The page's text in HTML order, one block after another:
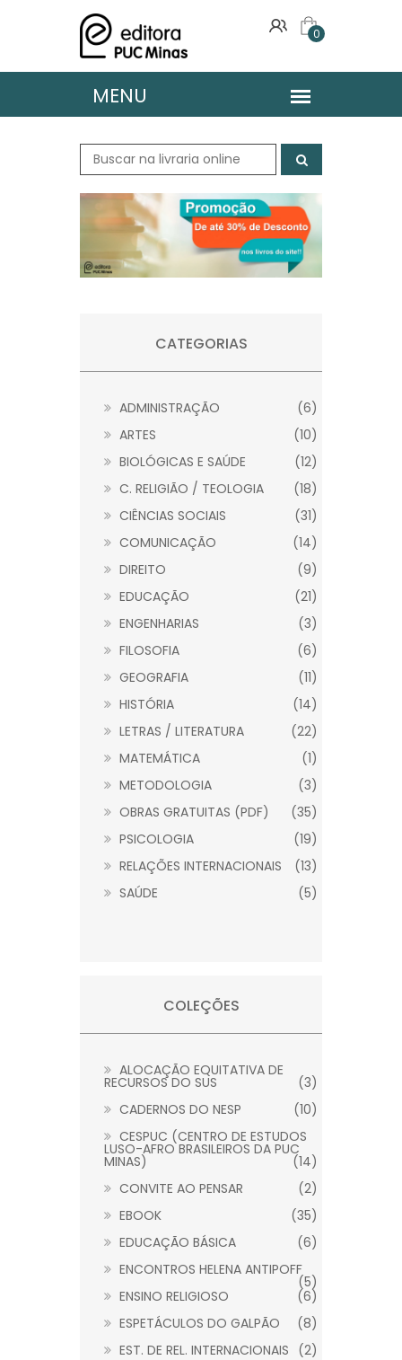
0
CATEGORIAS
ADMINISTRAÇÃO
(6)
ARTES
(10)
BIOLÓGICAS E SAÚDE
(12)
C. RELIGIÃO / TEOLOGIA
(18)
CIÊNCIAS SOCIAIS
(31)
COMUNICAÇÃO
(14)
DIREITO
(9)
EDUCAÇÃO
(21)
ENGENHARIAS
(3)
FILOSOFIA
(6)
GEOGRAFIA
(11)
HISTÓRIA
(14)
LETRAS / LITERATURA
(22)
MATEMÁTICA
(1)
METODOLOGIA
(3)
OBRAS GRATUITAS (PDF)
(35)
PSICOLOGIA
(19)
RELAÇÕES INTERNACIONAIS
(13)
SAÚDE
(5)
COLEÇÕES
ALOCAÇÃO EQUITATIVA DE
RECURSOS DO SUS
(3)
CADERNOS DO NESP
(10)
CESPUC (CENTRO DE ESTUDOS
LUSO-AFRO BRASILEIROS DA PUC
MINAS)
(14)
CONVITE AO PENSAR
(2)
EBOOK
(35)
EDUCAÇÃO BÁSICA
(6)
ENCONTROS HELENA ANTIPOFF
(5)
ENSINO RELIGIOSO
(6)
ESPETÁCULOS DO GALPÃO
(8)
EST. DE REL. INTERNACIONAIS (2)